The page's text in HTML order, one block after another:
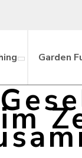
Garden